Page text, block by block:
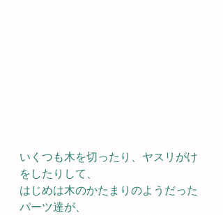
いくつも木を切ったり、ヤスリがけ
をしたりして、
はじめは木のかたまりのようだった
パーツ達が、